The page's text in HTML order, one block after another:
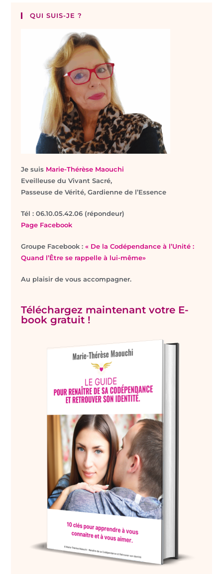
QUI SUIS-JE ?
Je suis Marie-Thérèse Maouchi
Eveilleuse du Vivant Sacré,
Passeuse de Vérité, Gardienne de l’Essence
Tél : 06.10.05.42.06 (répondeur)
Page Facebook
Groupe Facebook :« De la Codépendance à l’Unité :
Quand l’Être se rappelle à lui-même»
Au plaisir de vous accompagner.
Téléchargez maintenant votre E-
book gratuit !